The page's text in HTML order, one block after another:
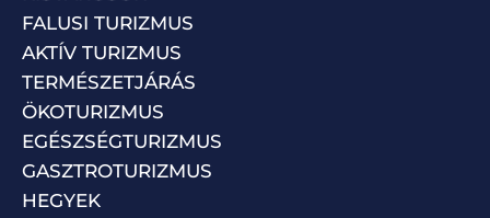
FALUSI TURIZMUS
AKTÍV TURIZMUS
TERMÉSZETJÁRÁS
ÖKOTURIZMUS
EGÉSZSÉGTURIZMUS
GASZTROTURIZMUS
HEGYEK